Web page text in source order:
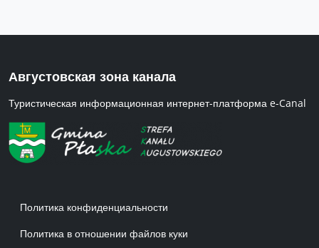
Августовская зона канала
Туристическая информационная интернет-платформа e-Canal
Menu w stopce 1 RU
Политика конфиденциальности
Политика в отношении файлов куки